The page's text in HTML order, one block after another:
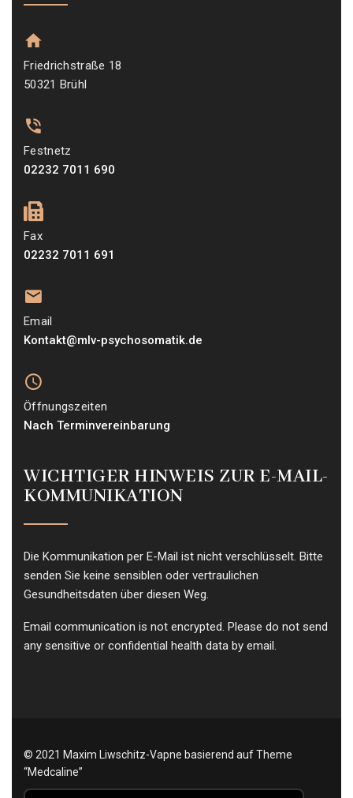
Friedrichstraße 18
50321 Brühl
Festnetz
02232 7011 690
Fax
02232 7011 691
Email
Kontakt@mlv-psychosomatik.de
Öffnungszeiten
Nach Terminvereinbarung
WICHTIGER HINWEIS ZUR E-MAIL-
KOMMUNIKATION
Die Kommunikation per E-Mail ist nicht verschlüsselt. Bitte
senden Sie keine sensiblen oder vertraulichen
Gesundheitsdaten über diesen Weg.
Email communication is not encrypted. Please do not send
any sensitive or confidential health data by email.
© 2021 Maxim Liwschitz-Vapne basierend auf Theme
“Medcaline”